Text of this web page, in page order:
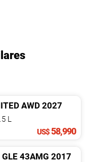
AWD 2027
L
US$58,990
GLE 43AMG 2017